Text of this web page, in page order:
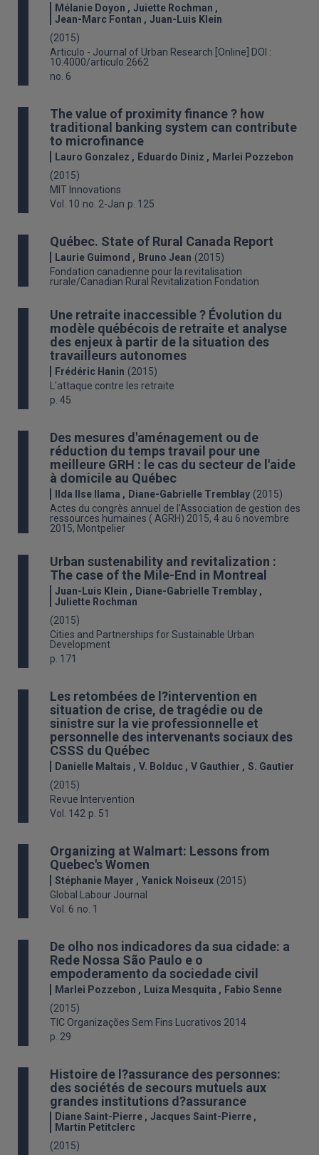
Mélanie Doyon
Juiette Rochman
Jean-Marc Fontan
Juan-Luis Klein
(2015)
Articulo - Journal of Urban Research [Online] DOI :
10.4000/articulo.2662
no. 6
The value of proximity finance ? how
traditional banking system can contribute
to microfinance
Lauro Gonzalez Eduardo Diniz
Marlei Pozzebon
(2015)
MIT Innovations
Vol. 10 no. 2-Jan p. 125
Québec. State of Rural Canada Report
Laurie Guimond Bruno Jean (2015)
Fondation canadienne pour la revitalisation
rurale/Canadian Rural Revitalization Fondation
Une retraite inaccessible ? Évolution du
modèle québécois de retraite et analyse
des enjeux à partir de la situation des
travailleurs autonomes
Frédéric Hanin (2015)
L'attaque contre les retraite
p. 45
Des mesures d'aménagement ou de
réduction du temps travail pour une
meilleure GRH : le cas du secteur de l'aide
à domicile au Québec
Ilda Ilse Ilama Diane-Gabrielle Tremblay (2015)
Actes du congrès annuel de l'Association de gestion des
ressources humaines ( AGRH) 2015, 4 au 6 novembre
2015, Montpelier
Urban sustenability and revitalization :
The case of the Mile-End in Montreal
Juan-Luis Klein
Diane-Gabrielle Tremblay
Juliette Rochman
(2015)
Cities and Partnerships for Sustainable Urban
Development
p. 171
Les retombées de l?intervention en
situation de crise, de tragédie ou de
sinistre sur la vie professionnelle et
personnelle des intervenants sociaux des
CSSS du Québec
Danielle Maltais V. Bolduc V Gauthier
S. Gautier
(2015)
Revue Intervention
Vol. 142 p. 51
Organizing at Walmart: Lessons from
Quebec's Women
Stéphanie Mayer Yanick Noiseux (2015)
Global Labour Journal
Vol. 6 no. 1
De olho nos indicadores da sua cidade: a
Rede Nossa São Paulo e o
empoderamento da sociedade civil
Marlei Pozzebon Luiza Mesquita
Fabio Senne
(2015)
TIC Organizações Sem Fins Lucrativos 2014
p. 29
Histoire de l?assurance des personnes:
des sociétés de secours mutuels aux
grandes institutions d?assurance
Diane Saint-Pierre
Jacques Saint-Pierre
Martin Petitclerc
(2015)